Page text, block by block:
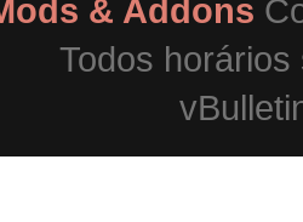
& Addons
Todos